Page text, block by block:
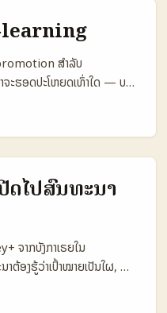
ານທ່ອງທ່ຽວ, ການຈັດການ
ອນໜ້ານີ້). 📊 ຕາຕະລາງ
International
6.2% 4.8%
€400 €600 🛠️
— ຜູ້ສ້າງທ່ອງທ່ຽວພາຍໃນ
ໄປຄວນພິຈາລະນາ ROI ແລະ
ສຳລັບ
ະຮອດປະໂຫຍດເທົ່າໃດ — ບາງ
າບໃນ Bosnia and
ຢູ່ Spotify, ການວິເຄາະ
ດທິພາບ. ນີ້ບໍ່ແມ່ນແທກລາຍການ
ເລືອກການຂອງບໍລິການການ
Creator Deal 👥
Cost per Campaign
ນ 📊 Analytics Detail
ບການເລີ່ມຕົ້ນ (ຢ່າງທີ່ອ້າງ
Creator Deal ຈະເປັນ
ດໄປສົນທະນາ
ຈາກບັງກາເຣຍໃນ
ອງຮູ້ວ່າເປົ້າໝາຍເປັນໃຜ, ທຳ
ໃນປີ 2025 ມີປຽບທຽບ